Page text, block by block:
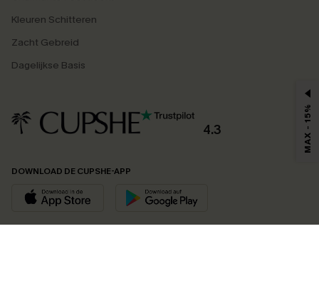
Kleuren Schitteren
Zacht Gebreid
Dagelijkse Basis
4.3
DOWNLOAD DE CUPSHE-APP
MAX - 15%